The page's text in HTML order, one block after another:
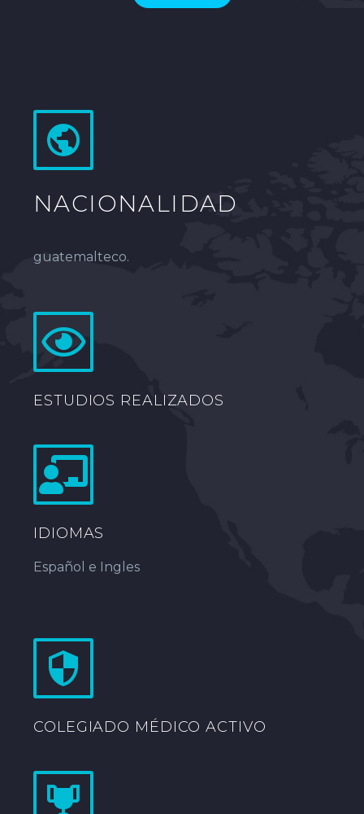
NACIONALIDAD
guatemalteco.
ESTUDIOS REALIZADOS
IDIOMAS
Español e Ingles
COLEGIADO MÉDICO ACTIVO